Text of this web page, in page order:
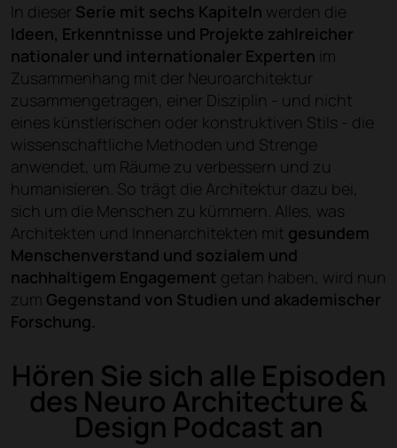
In dieser Serie mit sechs Kapiteln werden die
Ideen, Erkenntnisse und Projekte zahlreicher
nationaler und internationaler Experten im
Zusammenhang mit der Neuroarchitektur
zusammengetragen, einer Disziplin - und nicht
eines künstlerischen oder konstruktiven Stils - die
wissenschaftliche Methoden und Strenge
anwendet, um Räume zu verbessern und zu
humanisieren. So trägt die Architektur dazu bei,
sich um die Menschen zu kümmern. Alles, was
Architekten und Innenarchitekten mit gesundem
Menschenverstand und sozialem und
nachhaltigem Engagement getan haben, wird nun
zum Gegenstand von Studien und akademischer
Forschung.
Hören Sie sich alle Episoden
des Neuro Architecture &
Design Podcast an